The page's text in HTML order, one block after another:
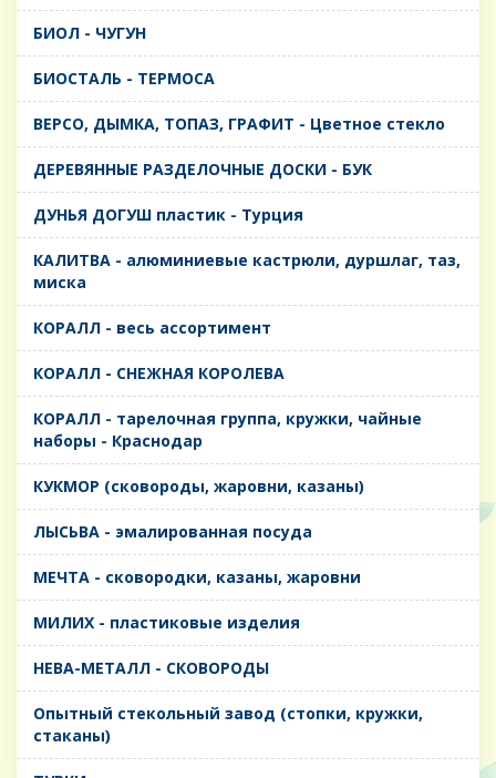
БИОЛ - ЧУГУН
БИОСТАЛЬ - ТЕРМОСА
ВЕРСО, ДЫМКА, ТОПАЗ, ГРАФИТ - Цветное стекло
ДЕРЕВЯННЫЕ РАЗДЕЛОЧНЫЕ ДОСКИ - БУК
ДУНЬЯ ДОГУШ пластик - Турция
КАЛИТВА - алюминиевые кастрюли, дуршлаг, таз,
миска
КОРАЛЛ - весь ассортимент
КОРАЛЛ - СНЕЖНАЯ КОРОЛЕВА
КОРАЛЛ - тарелочная группа, кружки, чайные
наборы - Краснодар
КУКМОР (сковороды, жаровни, казаны)
ЛЫСЬВА - эмалированная посуда
МЕЧТА - сковородки, казаны, жаровни
МИЛИХ - пластиковые изделия
НЕВА-МЕТАЛЛ - СКОВОРОДЫ
Опытный стекольный завод (стопки, кружки,
стаканы)